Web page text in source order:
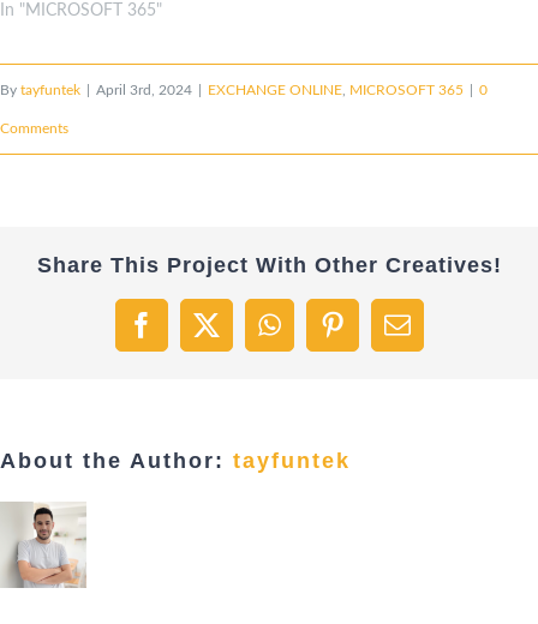
In "MICROSOFT 365"
By tayfuntek April 3rd, 2024 EXCHANGE ONLINE MICROSOFT 365 0
Comments
Share This Project With Other Creatives!
Facebook
X WhatsAppPinterestEmail
About the Author: tayfuntek